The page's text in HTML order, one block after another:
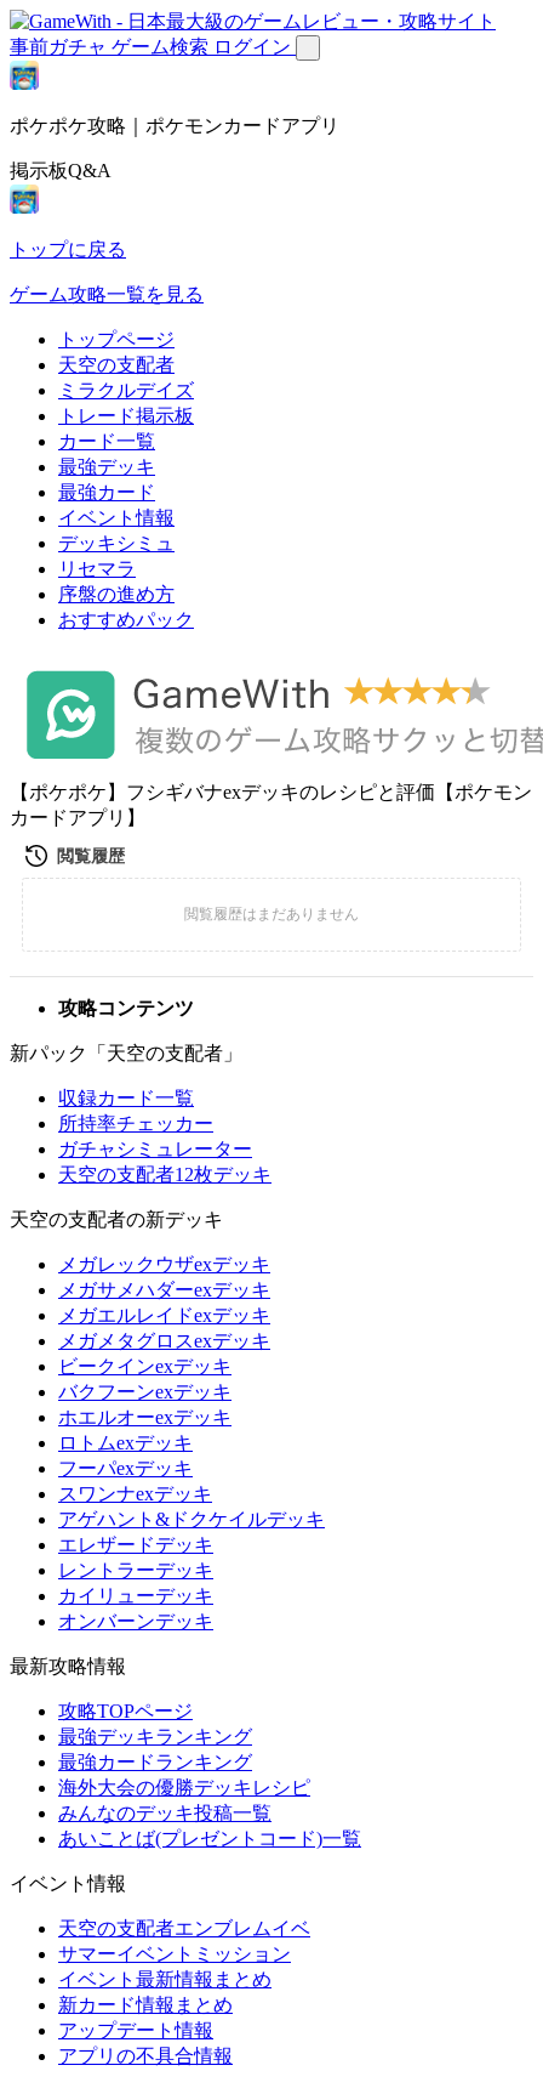
事前ガチャ ゲーム検索 ログイン
ポケポケ攻略｜ポケモンカードアプリ
掲示板Q&A
トップに戻る
ゲーム攻略一覧を見る
トップページ
天空の支配者
ミラクルデイズ
トレード掲示板
カード一覧
最強デッキ
最強カード
イベント情報
デッキシミュ
リセマラ
序盤の進め方
おすすめパック
【ポケポケ】フシギバナexデッキのレシピと評価【ポケモン
カードアプリ】
攻略コンテンツ
新パック「天空の支配者」
収録カード一覧
所持率チェッカー
ガチャシミュレーター
天空の支配者12枚デッキ
天空の支配者の新デッキ
メガレックウザexデッキ
メガサメハダーexデッキ
メガエルレイドexデッキ
メガメタグロスexデッキ
ビークインexデッキ
バクフーンexデッキ
ホエルオーexデッキ
ロトムexデッキ
フーパexデッキ
スワンナexデッキ
アゲハント&ドクケイルデッキ
エレザードデッキ
レントラーデッキ
カイリューデッキ
オンバーンデッキ
最新攻略情報
攻略TOPページ
最強デッキランキング
最強カードランキング
海外大会の優勝デッキレシピ
みんなのデッキ投稿一覧
あいことば(プレゼントコード)一覧
イベント情報
天空の支配者エンブレムイベ
サマーイベントミッション
イベント最新情報まとめ
新カード情報まとめ
アップデート情報
アプリの不具合情報